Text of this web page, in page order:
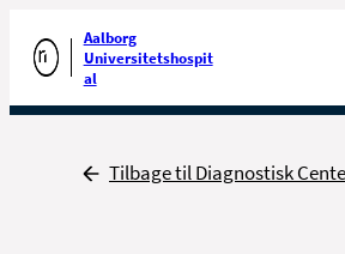
Gå til forsiden
Aalborg
Universitetshospit
al
Tilbage
Tilbage til Diagnostisk